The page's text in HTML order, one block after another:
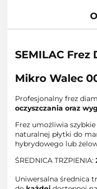
SEMILAC
Mikro Walec
Profesjonalny frez
oczyszczania oraz
Frez umożliwia
naturalnej płytki do
hybrydowego lub
ŚREDNICA TRZPIENIA:
Uniwersalna średnica